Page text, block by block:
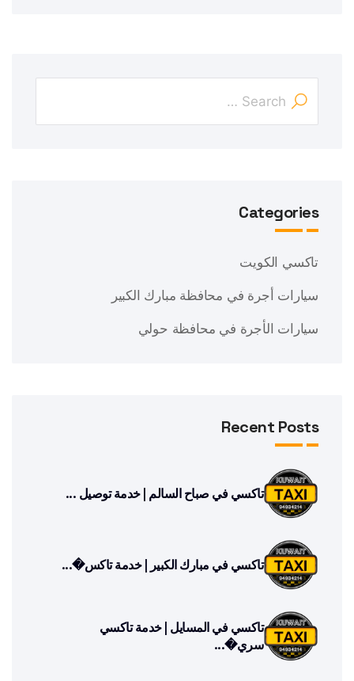
Categories
تاكسي الكويت
سيارات أجرة في محافظة مبارك الكبير
سيارات الأجرة في محافظة حولي
Recent Posts
تاكسي في صباح السالم | خدمة توصيل ...
تاكسي في مبارك الكبير | خدمة تاكس�...
تاكسي في المسايل | خدمة تاكسي
سري�...